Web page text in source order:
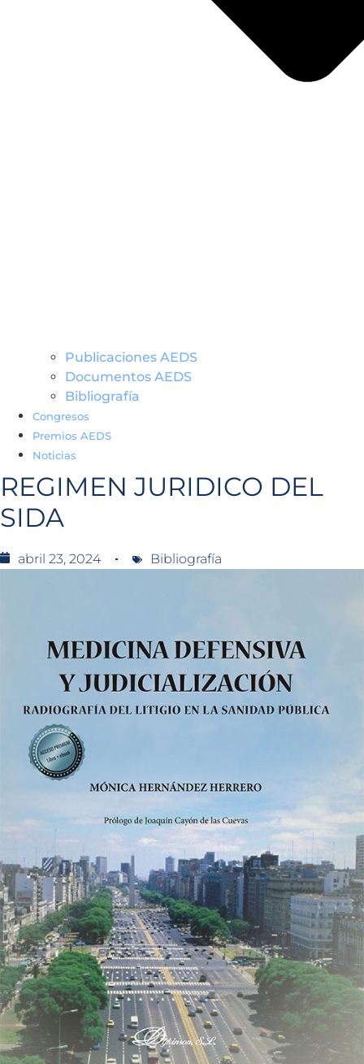
Publicaciones AEDS
Documentos AEDS
Bibliografía
Congresos
Premios AEDS
Noticias
REGIMEN JURIDICO DEL
SIDA
abril 23, 2024 Bibliografía